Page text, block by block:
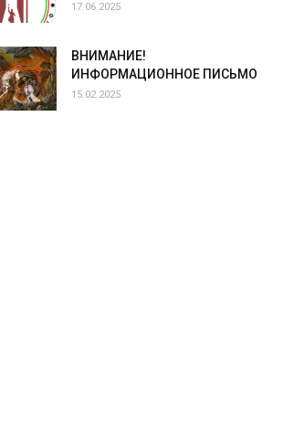
17.06.2025
ВНИМАНИЕ!
ИНФОРМАЦИОННОЕ ПИСЬМО
15.02.2025